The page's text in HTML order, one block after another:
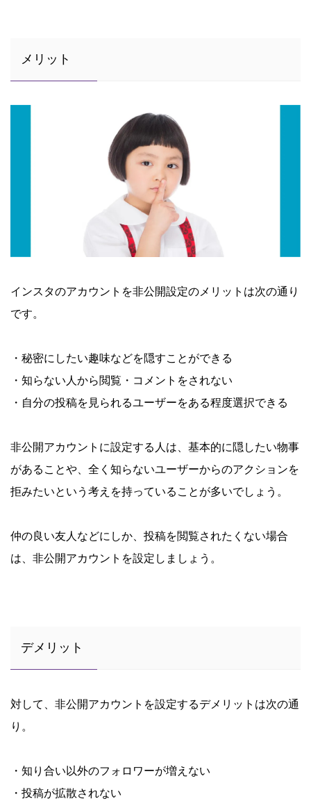
メリット
インスタのアカウントを非公開設定のメリットは次の通り
です。
・秘密にしたい趣味などを隠すことができる
・知らない人から閲覧・コメントをされない
・自分の投稿を見られるユーザーをある程度選択できる
非公開アカウントに設定する人は、基本的に隠したい物事
があることや、全く知らないユーザーからのアクションを
拒みたいという考えを持っていることが多いでしょう。
仲の良い友人などにしか、投稿を閲覧されたくない場合
は、非公開アカウントを設定しましょう。
デメリット
対して、非公開アカウントを設定するデメリットは次の通
り。
・知り合い以外のフォロワーが増えない
・投稿が拡散されない